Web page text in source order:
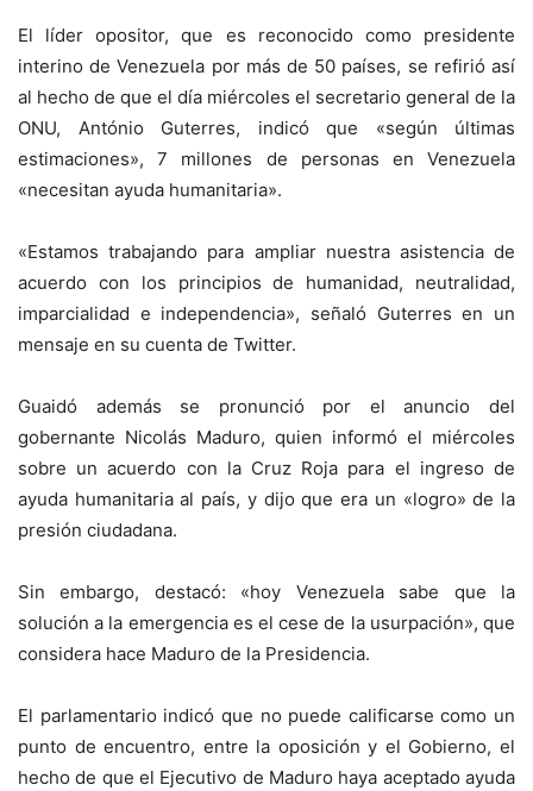
El líder opositor, que es reconocido como presidente
interino de Venezuela por más de 50 países, se refirió así
al hecho de que el día miércoles el secretario general de la
ONU, António Guterres, indicó que «según últimas
estimaciones», 7 millones de personas en Venezuela
«necesitan ayuda humanitaria».
«Estamos trabajando para ampliar nuestra asistencia de
acuerdo con los principios de humanidad, neutralidad,
imparcialidad e independencia», señaló Guterres en un
mensaje en su cuenta de Twitter.
Guaidó además se pronunció por el anuncio del
gobernante Nicolás Maduro, quien informó el miércoles
sobre un acuerdo con la Cruz Roja para el ingreso de
ayuda humanitaria al país, y dijo que era un «logro» de la
presión ciudadana.
Sin embargo, destacó: «hoy Venezuela sabe que la
solución a la emergencia es el cese de la usurpación», que
considera hace Maduro de la Presidencia.
El parlamentario indicó que no puede calificarse como un
punto de encuentro, entre la oposición y el Gobierno, el
hecho de que el Ejecutivo de Maduro haya aceptado ayuda